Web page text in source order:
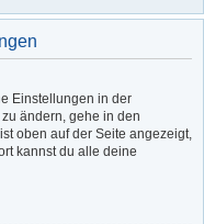
Einstellungen in der
ändern, gehe in den
oben auf der Seite angezeigt,
kannst du alle deine